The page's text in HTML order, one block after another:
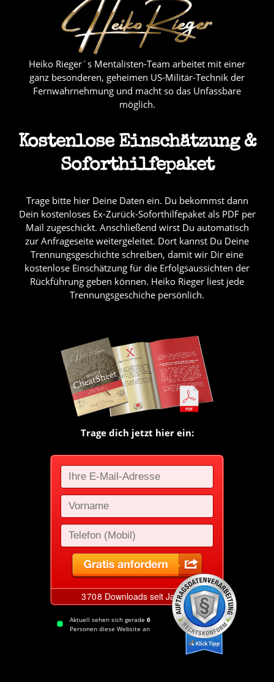
Heiko Rieger´s Mentalisten-Team arbeitet mit einer
ganz besonderen, geheimen US-Militär-Technik der
Fernwahrnehmung und macht so das Unfassbare
möglich.
Kostenlose Einschätzung &
Soforthilfepaket
Trage bitte hier Deine Daten ein. Du bekommst dann
Dein kostenloses Ex-Zurück-Soforthilfepaket als PDF per
Mail zugeschickt. Anschließend wirst Du automatisch
zur Anfrageseite weitergeleitet. Dort kannst Du Deine
Trennungsgeschichte schreiben, damit wir Dir eine
kostenlose Einschätzung für die Erfolgsaussichten der
Rückführung geben können. Heiko Rieger liest jede
Trennungsgeschiche persönlich.
Trage dich jetzt hier ein:
Aktuell sehen sich gerade 6
Personen diese Website an